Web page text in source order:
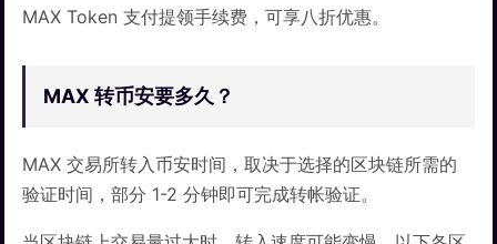
MAX Token 支付提领手续费，可享八折优惠。
MAX 转币安要多久？
MAX 交易所转入币安时间，取决于选择的区块链所需的
验证时间，部分 1-2 分钟即可完成转帐验证。